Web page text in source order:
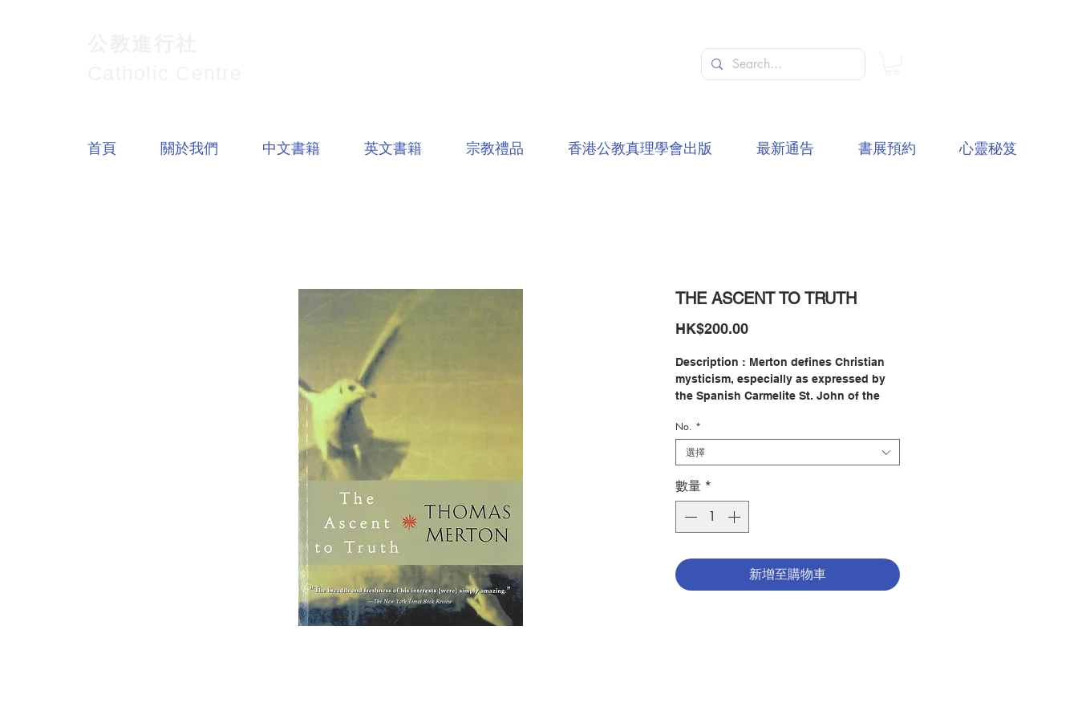
THE ASCENT TO TRUTH
HK$200.00價
Description : Merton defines Christian
mysticism, especially as expressed by
the Spanish Carmelite St. John of the
experience as an answer to the irreligion
and barbarism of our times. "For
those...curious about mysticism...this is
an excellent book" (Catholic World).
Author : THOMAS MERTON
Publisher：HARCOURT PUBLISHING CO
Pages：342
No. 2082207115
No. *
選擇
數量 *
新增至購物車
首頁 關於我們 中文書籍 英文書籍 宗教禮品 香港公教真理學會出版 最新通告 書展預約 心靈秘笈